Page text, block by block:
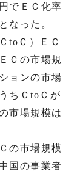
でＥＣ化率
なった。
toＣ）ＥＣ
Ｃの市場規
ョンの市場
ちＣtoＣが
市場規模は
の市場規模
国の事業者